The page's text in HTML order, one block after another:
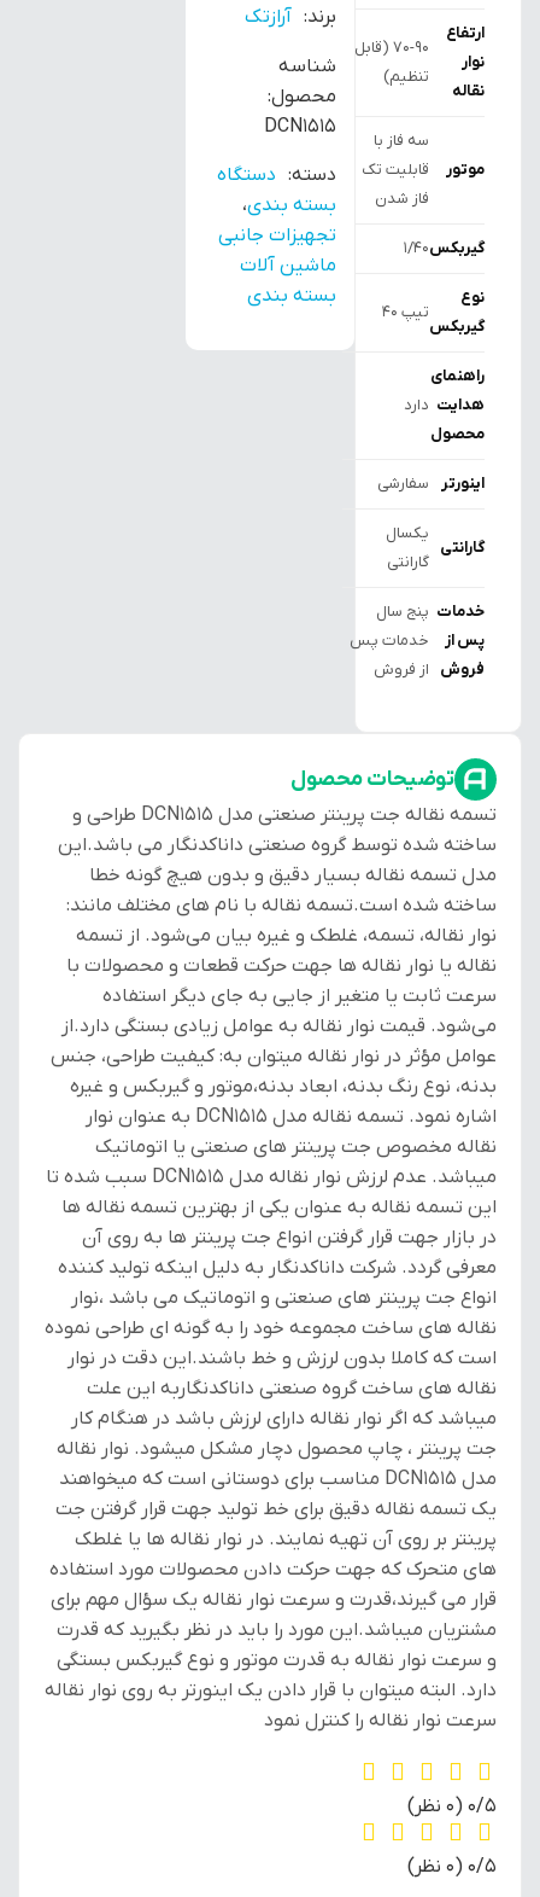
ارتفاع
نوار
نقاله
۷۰-۹۰ (قابل
تنظیم)
موتور
سه فاز با
قابلیت تک
فاز شدن
گیربکس۱/۴۰
نوع
گیربکس
تیپ ۴۰
راهنمای
هدایت
محصول
دارد
اینورتر سفارشی
گارانتی
یکسال
گارانتی
خدمات
پس از
فروش
پنج سال
خدمات پس
از فروش
برند: آرازتک
شناسه
محصول:
DCN1515
دسته: دستگاه
بسته بندی،
تجهیزات جانبی
ماشین آلات
بسته بندی
توضیحات محصول
تسمه نقاله جت پرینتر صنعتی مدل DCN1515 طراحی و
ساخته شده توسط گروه صنعتی داناکدنگار می باشد.این
مدل تسمه نقاله بسیار دقیق و بدون هیچ گونه خطا
ساخته شده است.تسمه نقاله با نام های مختلف مانند:
نوار نقاله، تسمه، غلطک و غیره بیان می‌شود. از تسمه
نقاله یا نوار نقاله ها جهت حرکت قطعات و محصولات با
سرعت ثابت یا متغیر از جایی به جای دیگر استفاده
می‌شود. قیمت نوار نقاله به عوامل زیادی بستگی دارد.از
عوامل مؤثر در نوار نقاله میتوان به: کیفیت طراحی، جنس
بدنه، نوع رنگ بدنه، ابعاد بدنه،موتور و گیربکس و غیره
اشاره نمود. تسمه نقاله مدل DCN1515 به عنوان نوار
نقاله مخصوص جت پرینتر های صنعتی یا اتوماتیک
میباشد. عدم لرزش نوار نقاله مدل DCN1515 سبب شده تا
این تسمه نقاله به عنوان یکی از بهترین تسمه نقاله ها
در بازار جهت قرار گرفتن انواع جت پرینتر ها به روی آن
معرفی گردد. شرکت داناکدنگار به دلیل اینکه تولید کننده
انواع جت پرینتر های صنعتی و اتوماتیک می باشد ،نوار
نقاله های ساخت مجموعه خود را به گونه ای طراحی نموده
است که کاملا بدون لرزش و خط باشند.این دقت در نوار
نقاله های ساخت گروه صنعتی داناکدنگاربه این علت
میباشد که اگر نوار نقاله دارای لرزش باشد در هنگام کار
جت پرینتر ، چاپ محصول دچار مشکل میشود. نوار نقاله
مدل DCN1515 مناسب برای دوستانی است که میخواهند
یک تسمه نقاله دقیق برای خط تولید جهت قرار گرفتن جت
پرینتر بر روی آن تهیه نمایند. در نوار نقاله ها یا غلطک
های متحرک که جهت حرکت دادن محصولات مورد استفاده
قرار می گیرند،قدرت و سرعت نوار نقاله یک سؤال مهم برای
مشتریان میباشد.این مورد را باید در نظر بگیرید که قدرت
و سرعت نوار نقاله به قدرت موتور و نوع گیربکس بستگی
دارد. البته میتوان با قرار دادن یک اینورتر به روی نوار نقاله
سرعت نوار نقاله را کنترل نمود
‫0/5 ‫(0 نظر)
‫0/5 ‫(0 نظر)